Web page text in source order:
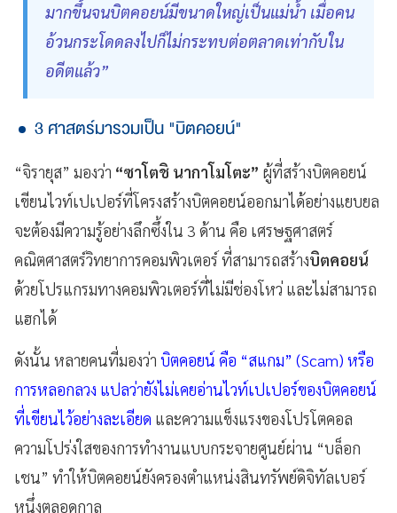
มากขึ้นจนบิตคอยน์มีขนาดใหญ่เป็นแม่น้ำ เมื่อคน
อ้วนกระโดดลงไปก็ไม่กระทบต่อตลาดเท่ากับใน
อดีตแล้ว”
3 ศาสตร์มารวมเป็น "บิตคอยน์"
“จิรายุส” มองว่า “ซาโตชิ นากาโมโตะ” ผู้ที่สร้างบิตคอยน์
เขียนไวท์เปเปอร์ที่โครงสร้างบิตคอยน์ออกมาได้อย่างแยบยล
จะต้องมีความรู้อย่างลึกซึ้งใน 3 ด้าน คือ เศรษฐศาสตร์
คณิตศาสตร์วิทยาการคอมพิวเตอร์ ที่สามารถสร้างบิตคอยน์
ด้วยโปรแกรมทางคอมพิวเตอร์ที่ไม่มีช่องโหว่ และไม่สามารถ
แฮกได้
ดังนั้น หลายคนที่มองว่า บิตคอยน์ คือ “สแกม” (Scam) หรือ
การหลอกลวง แปลว่ายังไม่เคยอ่านไวท์เปเปอร์ของบิตคอยน์
ที่เขียนไว้อย่างละเอียด และความแข็งแรงของโปรโตคอล
ความโปร่งใสของการทำงานแบบกระจายศูนย์ผ่าน “บล็อก
เชน” ทำให้บิตคอยน์ยังครองตำแหน่งสินทรัพย์ดิจิทัลเบอร์
หนึ่งตลอดกาล